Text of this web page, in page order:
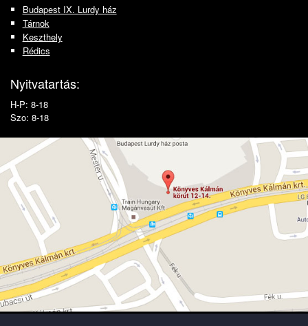
Budapest IX. Lurdy ház
Tárnok
Keszthely
Rédics
Nyitvatartás:
H-P: 8-18
Szo: 8-18